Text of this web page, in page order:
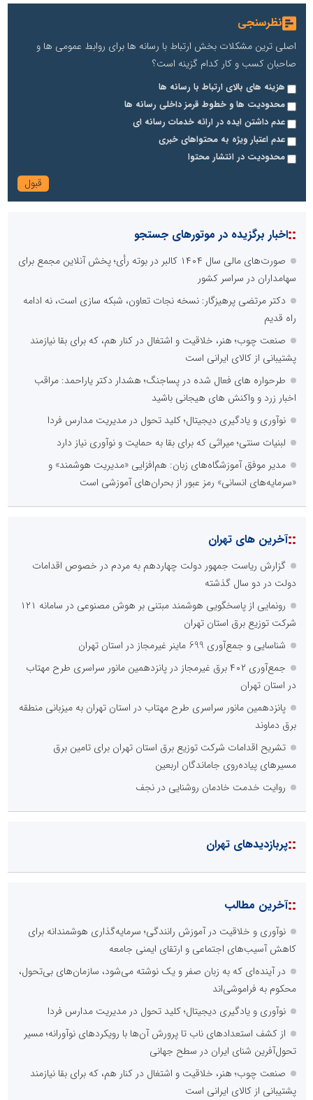
نظرسنجی
اصلی ترین مشکلات بخش ارتباط با رسانه ها برای روابط عمومی ها و
صاحبان کسب و کار کدام گزینه است؟
هزینه های بالای ارتباط با رسانه ها
محدودیت ها و خطوط قرمز داخلی رسانه ها
عدم داشتن ایده در ارائه خدمات رسانه ای
عدم اعتبار ویژه به محتواهای خبری
محدودیت در انتشار محتوا
::اخبار برگزیده در موتورهای جستجو
صورت‌های مالی سال ۱۴۰۴ کالبر در بوته رأی؛ پخش آنلاین مجمع برای
سهامداران در سراسر کشور
دکتر مرتضی پرهیزگار: نسخه نجات تعاون، شبکه سازی است، نه ادامه
راه قدیم
صنعت چوب؛ هنر، خلاقیت و اشتغال در کنار هم، که برای بقا نیازمند
پشتیبانی از کالای ایرانی است
طرحواره های فعال شده در پساجنگ؛ هشدار دکتر یاراحمد: مراقب
اخبار زرد و واکنش های هیجانی باشید
نوآوری و یادگیری دیجیتال؛ کلید تحول در مدیریت مدارس فردا
لبنیات سنتی؛ میراثی که برای بقا به حمایت و نوآوری نیاز دارد
مدیر موفق آموزشگاه‌های زبان: هم‌افزایی «مدیریت هوشمند» و
«سرمایه‌های انسانی» رمز عبور از بحران‌های آموزشی است
::آخرین های تهران
گزارش ریاست جمهور دولت چهاردهم به مردم در خصوص اقدامات
دولت در دو سال گذشته
رونمایی از پاسخگویی هوشمند مبتنی بر هوش مصنوعی در سامانه ۱۲۱
شرکت توزیع برق استان تهران
شناسایی و جمع‌آوری 699 ماینر غیرمجاز در استان تهران
جمع‌آوری ۴۰۲ برق غیرمجاز در پانزدهمین مانور سراسری طرح مهتاب
در استان تهران
پانزدهمین مانور سراسری طرح مهتاب در استان تهران به میزبانی منطقه
برق دماوند
تشریح اقدامات شرکت توزیع برق استان تهران برای تامین برق
مسیرهای پیاده‌روی جاماندگان اربعین
روایت خدمت خادمان روشنایی در نجف
::پربازدیدهای تهران
::آخرین مطالب
نوآوری و خلاقیت در آموزش رانندگی؛ سرمایه‌گذاری هوشمندانه برای
کاهش آسیب‌های اجتماعی و ارتقای ایمنی جامعه
در آینده‌ای که به زبان صفر و یک نوشته می‌شود، سازمان‌های بی‌تحول،
محکوم به فراموشی‌اند
نوآوری و یادگیری دیجیتال؛ کلید تحول در مدیریت مدارس فردا
از کشف استعدادهای ناب تا پرورش آن‌ها با رویکردهای نوآورانه؛ مسیر
تحول‌آفرین شنای ایران در سطح جهانی
صنعت چوب؛ هنر، خلاقیت و اشتغال در کنار هم، که برای بقا نیازمند
پشتیبانی از کالای ایرانی است